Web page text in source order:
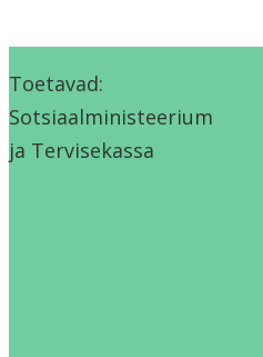
Toetavad:
Sotsiaalministeerium
ja Tervisekassa